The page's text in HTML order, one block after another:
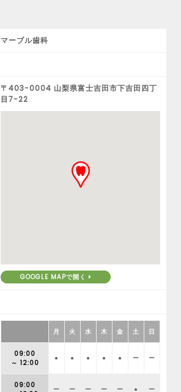
マーブル歯科
〒403-0004 山梨県富士吉田市下吉田四丁
目7-22
GOOGLE MAPで開く
月 火 水 木 金 土 日
09:00
～ 12:00
● ● ● ● ● ー ー
09:00
ー ー ー ー ー ● ー